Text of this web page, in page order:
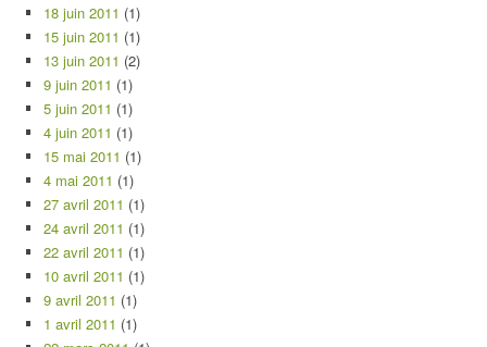
18 juin 2011 (1)
15 juin 2011 (1)
13 juin 2011 (2)
9 juin 2011 (1)
5 juin 2011 (1)
4 juin 2011 (1)
15 mai 2011 (1)
4 mai 2011 (1)
27 avril 2011 (1)
24 avril 2011 (1)
22 avril 2011 (1)
10 avril 2011 (1)
9 avril 2011 (1)
1 avril 2011 (1)